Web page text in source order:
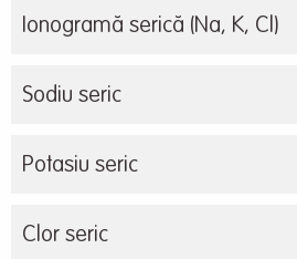
Ionogramă serică (Na, K, Cl)
Sodiu seric
Potasiu seric
Clor seric